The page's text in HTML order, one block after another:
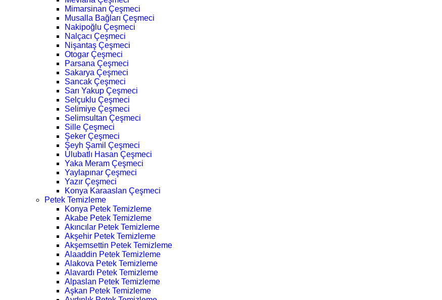
Mimarsinan Çeşmeci
Musalla Bağları Çeşmeci
Nakipoğlu Çeşmeci
Nalçacı Çeşmeci
Nişantaş Çeşmeci
Otogar Çeşmeci
Parsana Çeşmeci
Sakarya Çeşmeci
Sancak Çeşmeci
Sarı Yakup Çeşmeci
Selçuklu Çeşmeci
Selimiye Çeşmeci
Selimsultan Çeşmeci
Sille Çeşmeci
Şeker Çeşmeci
Şeyh Şamil Çeşmeci
Ulubatlı Hasan Çeşmeci
Yaka Meram Çeşmeci
Yaylapınar Çeşmeci
Yazır Çeşmeci
Konya Karaaslan Çeşmeci
Petek Temizleme
Konya Petek Temizleme
Akabe Petek Temizleme
Akıncılar Petek Temizleme
Akşehir Petek Temizleme
Akşemsettin Petek Temizleme
Alaaddin Petek Temizleme
Alakova Petek Temizleme
Alavardı Petek Temizleme
Alpaslan Petek Temizleme
Aşkan Petek Temizleme